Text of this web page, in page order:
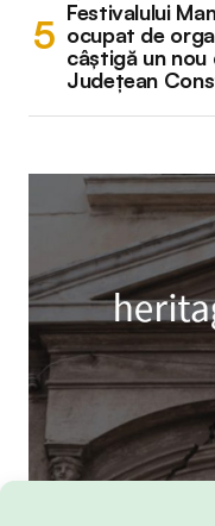
Festivalului
ocupat de
câștigă un
Județean